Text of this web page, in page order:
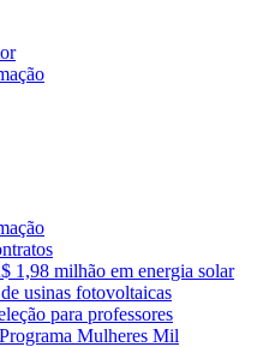
1,98 milhão em energia solar
usinas fotovoltaicas
para professores
Mulheres Mil